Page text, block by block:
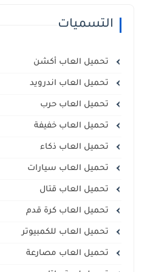
التسميات
تحميل العاب أكشن
تحميل العاب اندرويد
تحميل العاب حرب
تحميل العاب خفيفة
تحميل العاب ذكاء
تحميل العاب سيارات
تحميل العاب قتال
تحميل العاب كرة قدم
تحميل العاب للكمبيوتر
تحميل العاب مصارعة